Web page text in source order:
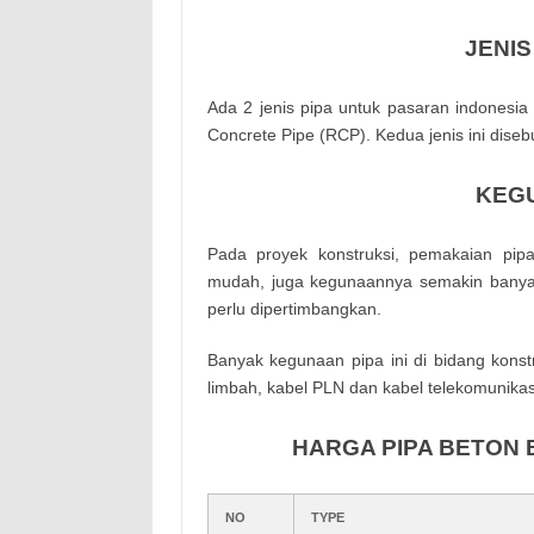
Ada 2 jenis pipa untuk pasaran
Concrete Pipe (RCP). Kedua jenis ini
Pada proyek konstruksi, pemakaian
mudah, juga kegunaannya semakin
perlu dipertimbangkan.
Banyak kegunaan pipa ini di bidang
limbah, kabel PLN dan kabel
HARGA PIPA BETON
NO TYPE